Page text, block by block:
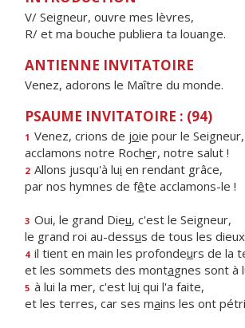
V/ Seigneur, ouvre mes lèvres,
R/ et ma bouche publiera ta louange.
ANTIENNE INVITATOIRE
Venez, adorons le Maître du monde.
PSAUME INVITATOIRE : (94)
1 Venez, crions de joie pour le Seigneur,
acclamons notre Rocher, notre salut !
2 Allons jusqu'à lui en rendant grâce,
par nos hymnes de fête acclamons-le !
3 Oui, le grand Dieu, c'est le Seigneur,
le grand roi au-dessus de tous les
4 il tient en main les profondeurs de la
et les sommets des montagnes sont à
5 à lui la mer, c'est lui qui l'a faite,
et les terres, car ses mains les ont